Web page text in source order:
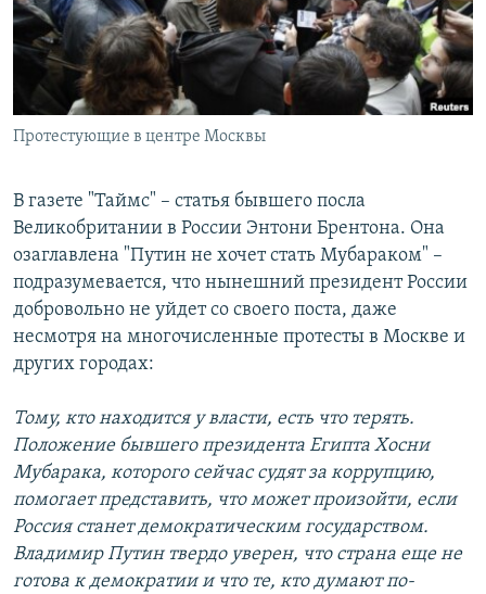
РАСПИСАНИЕ ВЕЩАНИЯ
ПОДПИШИТЕСЬ НА РАССЫЛКУ
СОЦИАЛЬНЫЕ СЕТИ
Все сайты РСЕ/РС
Протестующие в центре Москвы
В газете "Таймс" – статья бывшего посла
Великобритании в России Энтони Брентона. Она
озаглавлена "Путин не хочет стать Мубараком" –
подразумевается, что нынешний президент России
добровольно не уйдет со своего поста, даже
несмотря на многочисленные протесты в Москве и
других городах:
Тому, кто находится у власти, есть что терять.
Положение бывшего президента Египта Хосни
Мубарака, которого сейчас судят за коррупцию,
помогает представить, что может произойти, если
Россия станет демократическим государством.
Владимир Путин твердо уверен, что страна еще не
готова к демократии и что те, кто думают по-